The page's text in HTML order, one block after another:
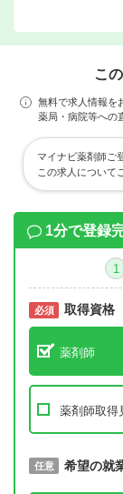
こ
無料で求人情報を
薬局・病院等への
マイナビ薬剤師ご
この求人について
1分で登録
1
必須 取得資格
薬剤師
薬剤師取得
必須 取得予定
任意 希望の就